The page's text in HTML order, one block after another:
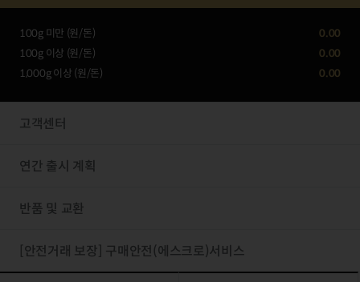
100g 미만 (원/돈)
0.00
100g 이상 (원/돈)
0.00
1,000g 이상 (원/돈)
0.00
고객센터
연간 출시 계획
반품 및 교환
[안전거래 보장] 구매안전(에스크로)서비스